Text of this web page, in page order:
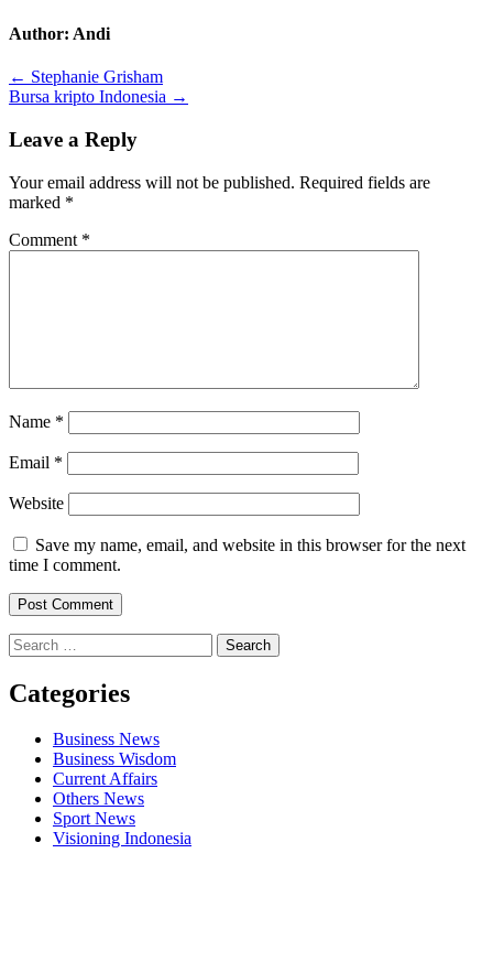
Author: Andi
Post
navigation
← Stephanie Grisham
Bursa kripto Indonesia →
Leave a Reply
Your email address will not be published. Required fields are
marked *
Comment *
Name *
Email *
Website
Save my name, email, and website in this browser for the next
time I comment.
Search
for:
Categories
Business News
Business Wisdom
Current Affairs
Others News
Sport News
Visioning Indonesia